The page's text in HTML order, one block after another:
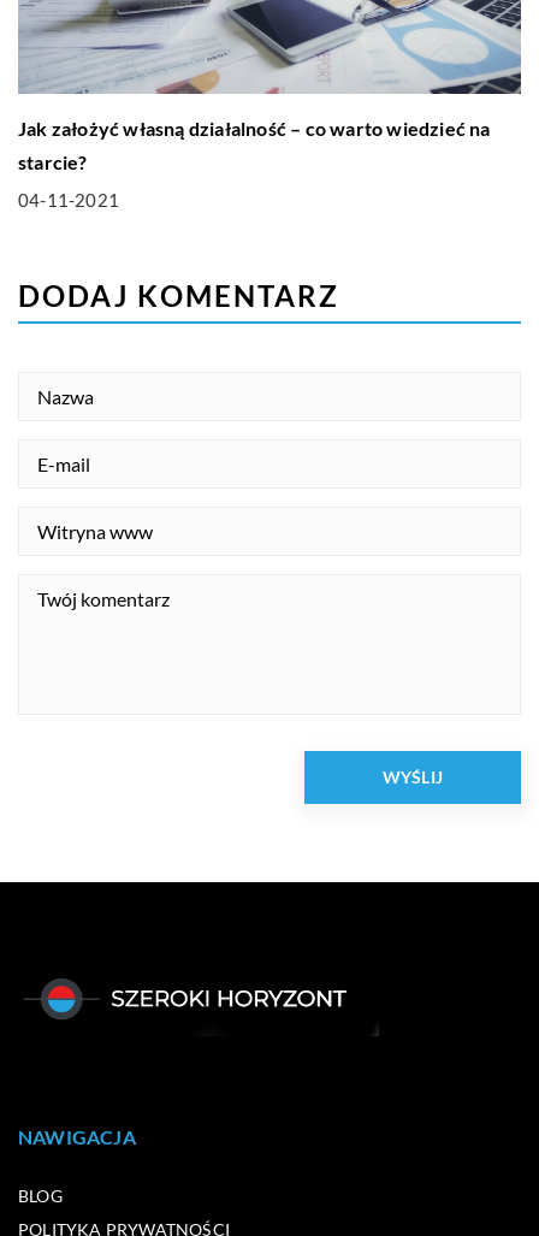
Jak założyć własną działalność – co warto wiedzieć na
starcie?
04-11-2021
DODAJ KOMENTARZ
NAWIGACJA
BLOG
POLITYKA PRYWATNOŚCI